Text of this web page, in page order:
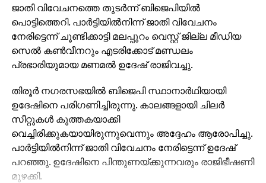
ജാതി വിവേചനത്തെ തുടര്‍ന്ന് ബിജെപിയില്‍
പൊട്ടിത്തെറി. പാര്‍ട്ടിയില്‍നിന്ന് ജാതി വിവേചനം
നേരിട്ടെന്ന് ചൂണ്ടിക്കാട്ടി മലപ്പുറം വെസ്റ്റ് ജില്ല മീഡിയ
സെല്‍ കണ്‍വീനറും എടരിക്കോട് മണ്ഡലം
പ്രഭാരിയുമായ മണമല്‍ ഉദേഷ് രാജിവച്ചു.
തിരൂര്‍ നഗരസഭയില്‍ ബിജെപി സ്ഥാനാര്‍ഥിയായി
ഉദേഷിനെ പരിഗണിച്ചിരുന്നു. കാലങ്ങളായി ചിലര്‍
സീറ്റുകള്‍ കുത്തകയാക്കി
വെച്ചിരിക്കുകയായിരുന്നുവെന്നും അദ്ദേഹം ആരോപിച്ചു.
പാര്‍ട്ടിയില്‍നിന്ന് ജാതി വിവേചനം നേരിട്ടെന്ന് ഉദേഷ്
പറഞ്ഞു. ഉദേഷിനെ പിന്തുണയ്ക്കുന്നവരും രാജിഭീഷണി
മുഴക്കി.